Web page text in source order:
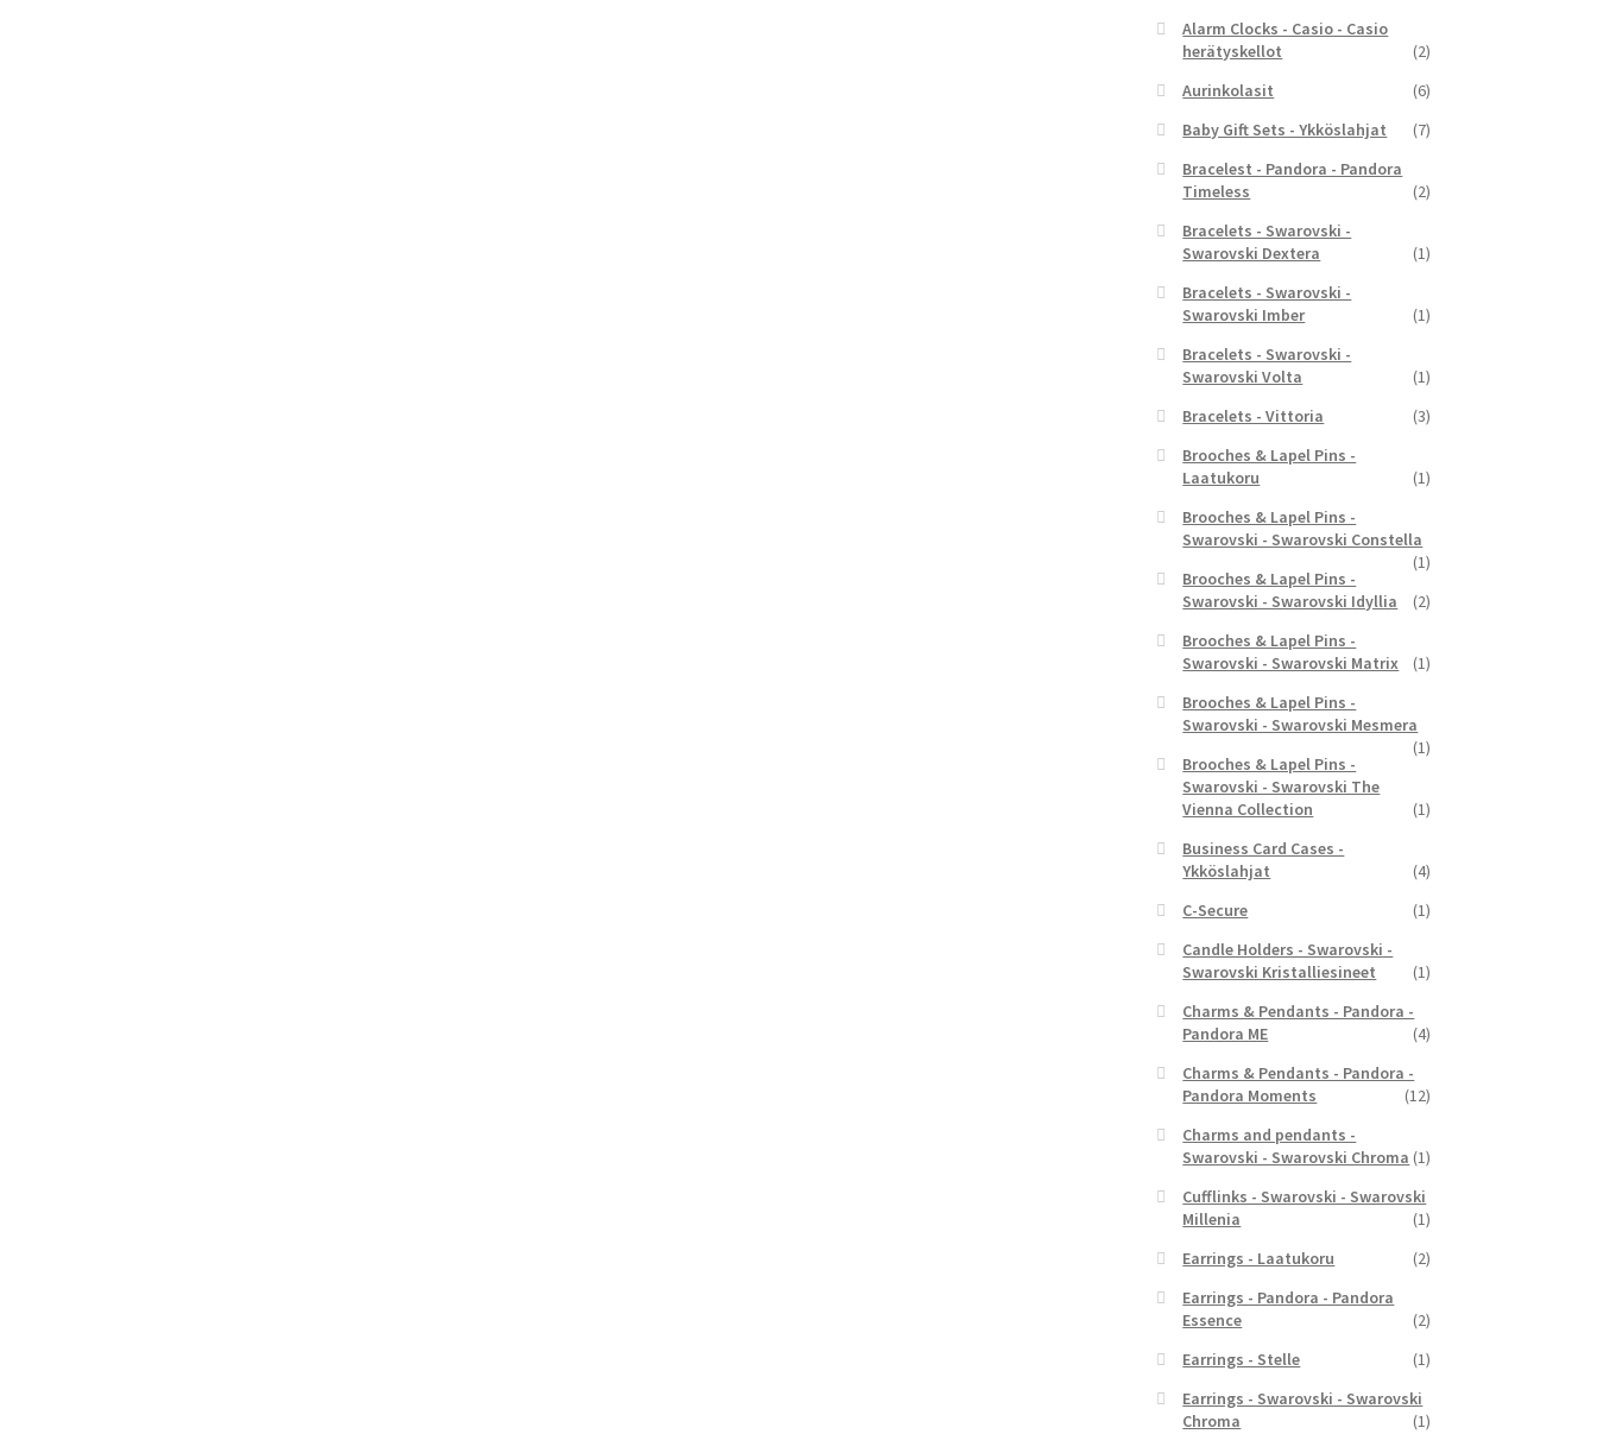
Alarm Clocks - Casio - Casio
herätyskellot
(2)
Aurinkolasit
(6)
Baby Gift Sets - Ykköslahjat
(7)
Bracelest - Pandora - Pandora
Timeless
(2)
Bracelets - Swarovski -
Swarovski Dextera
(1)
Bracelets - Swarovski -
Swarovski Imber
(1)
Bracelets - Swarovski -
Swarovski Volta
(1)
Bracelets - Vittoria
(3)
Brooches & Lapel Pins -
Laatukoru
(1)
Brooches & Lapel Pins -
Swarovski - Swarovski Constella
(1)
Brooches & Lapel Pins -
Swarovski - Swarovski Idyllia
(2)
Brooches & Lapel Pins -
Swarovski - Swarovski Matrix
(1)
Brooches & Lapel Pins -
Swarovski - Swarovski Mesmera
(1)
Brooches & Lapel Pins -
Swarovski - Swarovski The
Vienna Collection
(1)
Business Card Cases -
Ykköslahjat
(4)
C-Secure
(1)
Candle Holders - Swarovski -
Swarovski Kristalliesineet
(1)
Charms & Pendants - Pandora -
Pandora ME
(4)
Charms & Pendants - Pandora -
Pandora Moments
(12)
Charms and pendants -
Swarovski - Swarovski Chroma (1)
Cufflinks - Swarovski - Swarovski
Millenia
(1)
Earrings - Laatukoru
(2)
Earrings - Pandora - Pandora
Essence
(2)
Earrings - Stelle
(1)
Earrings - Swarovski - Swarovski
Chroma
(1)